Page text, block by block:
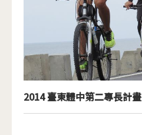
2014 臺東體中第二專長計畫